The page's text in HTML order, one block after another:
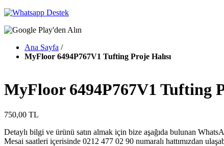
Ana Sayfa /
MyFloor 6494P767V1 Tufting Proje Halısı
MyFloor 6494P767V1 Tufting
750,00 TL
Detaylı bilgi ve ürünü satın almak için bize aşağıda bulunan
Mesai saatleri içerisinde 0212 477 02 90 numaralı hattımızdan